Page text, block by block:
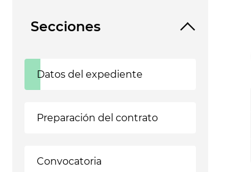
Secciones
Datos del expediente
Preparación del contrato
Convocatoria